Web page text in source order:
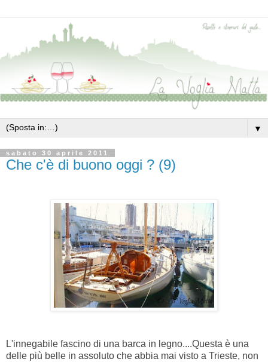
▼
sabato 30 aprile 2011
Che c'è di buono oggi ? (9)
L'innegabile fascino di una barca in legno....Questa è una
delle più belle in assoluto che abbia mai visto a Trieste, non